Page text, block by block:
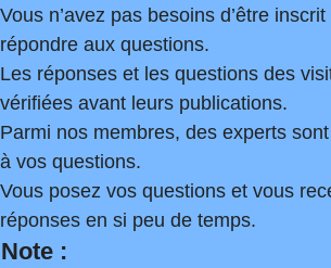
Vous n’avez pas besoins d’être
répondre aux questions.
Les réponses et les questions des
vérifiées avant leurs publications.
Parmi nos membres, des experts
à vos questions.
Vous posez vos questions et vous
réponses en si peu de temps.
Note :